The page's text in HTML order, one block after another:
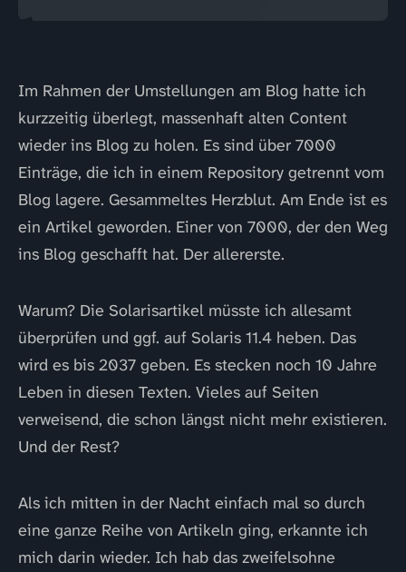
Im Rahmen der Umstellungen am Blog hatte ich
kurzzeitig überlegt, massenhaft alten Content
wieder ins Blog zu holen. Es sind über 7000
Einträge, die ich in einem Repository getrennt vom
Blog lagere. Gesammeltes Herzblut. Am Ende ist es
ein Artikel geworden. Einer von 7000, der den Weg
ins Blog geschafft hat. Der allererste.
Warum? Die Solarisartikel müsste ich allesamt
überprüfen und ggf. auf Solaris 11.4 heben. Das
wird es bis 2037 geben. Es stecken noch 10 Jahre
Leben in diesen Texten. Vieles auf Seiten
verweisend, die schon längst nicht mehr existieren.
Und der Rest?
Als ich mitten in der Nacht einfach mal so durch
eine ganze Reihe von Artikeln ging, erkannte ich
mich darin wieder. Ich hab das zweifelsohne